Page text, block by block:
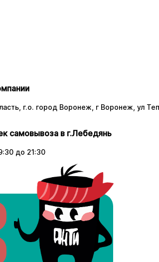
г.о. город Воронеж, г Воронеж, ул
самовывоза в г.Лебедянь
до 21:30